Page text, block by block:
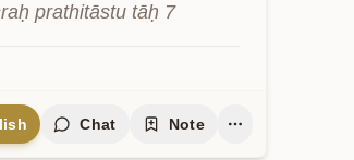
prathitāstu tāḥ 7
Chat Note